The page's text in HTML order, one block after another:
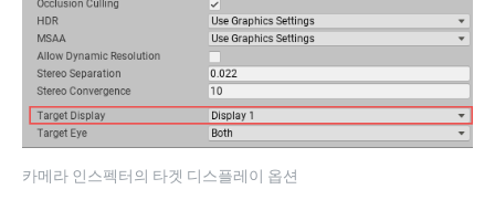
카메라 인스펙터의 타겟 디스플레이 옵션